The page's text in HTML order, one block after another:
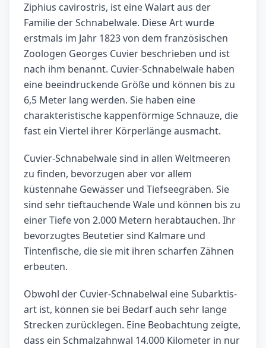
Ziphius cavirostris, ist eine Walart aus der
Familie der Schnabelwale. Diese Art wurde
erstmals im Jahr 1823 von dem französischen
Zoologen Georges Cuvier beschrieben und ist
nach ihm benannt. Cuvier-Schnabelwale haben
eine beeindruckende Größe und können bis zu
6,5 Meter lang werden. Sie haben eine
charakteristische kappenförmige Schnauze, die
fast ein Viertel ihrer Körperlänge ausmacht.
Cuvier-Schnabelwale sind in allen Weltmeeren
zu finden, bevorzugen aber vor allem
küstennahe Gewässer und Tiefseegräben. Sie
sind sehr tieftauchende Wale und können bis zu
einer Tiefe von 2.000 Metern herabtauchen. Ihr
bevorzugtes Beutetier sind Kalmare und
Tintenfische, die sie mit ihren scharfen Zähnen
erbeuten.
Obwohl der Cuvier-Schnabelwal eine Subarktis-
art ist, können sie bei Bedarf auch sehr lange
Strecken zurücklegen. Eine Beobachtung zeigte,
dass ein Schmalzahnwal 14.000 Kilometer in nur